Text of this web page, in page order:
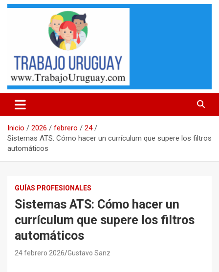
Saltar
Trabajo Uruguay
Llamados laborales en Uruguay, links de empresas para
postularse, consejos para currículums y mas
Inicio 2026 febrero
24
Sistemas ATS: Cómo hacer un currículum que supere los filtros
automáticos
GUÍAS PROFESIONALES
Sistemas ATS: Cómo hacer un
currículum que supere los filtros
automáticos
24 febrero 2026 Gustavo Sanz